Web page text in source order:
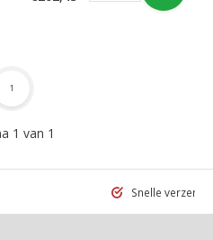
1 van 1
1
Snelle